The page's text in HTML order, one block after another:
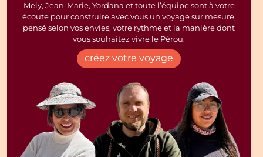
Mely, Jean-Marie, Yordana et toute l’équipe sont à votre
écoute pour construire avec vous un voyage sur mesure,
pensé selon vos envies, votre rythme et la manière dont
vous souhaitez vivre le Pérou.
créez votre voyage